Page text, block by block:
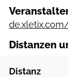
Distanzen
Distanz